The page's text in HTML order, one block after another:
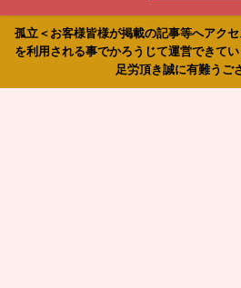
孤立＜お客様皆様が掲載の記事等へアク
を利用される事でかろうじて運営できて
足労頂き誠に有難うご